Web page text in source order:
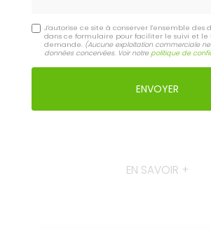
J'autorise ce site à conserver l'ensemble des
dans ce formulaire pour faciliter le suivi et
demande. (Aucune exploitation commerciale
données concervées. Voir notrepolitique de
EN SAVOIR +